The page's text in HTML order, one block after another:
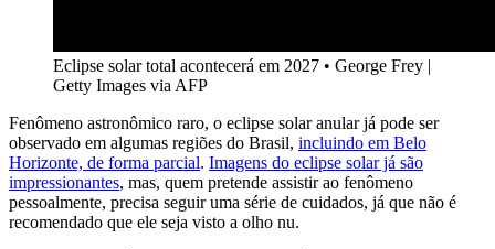
Eclipse solar total acontecerá em 2027 • George Frey |
Getty Images via AFP
Fenômeno astronômico raro, o eclipse solar anular já pode ser
observado em algumas regiões do Brasil, incluindo em Belo
Horizonte, de forma parcial. Imagens do eclipse solar já são
impressionantes, mas, quem pretende assistir ao fenômeno
pessoalmente, precisa seguir uma série de cuidados, já que não é
recomendado que ele seja visto a olho nu.